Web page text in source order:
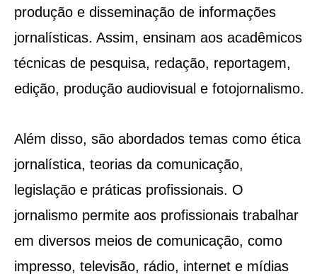
produção e disseminação de informações
jornalísticas. Assim, ensinam aos acadêmicos
técnicas de pesquisa, redação, reportagem,
edição, produção audiovisual e fotojornalismo.
Além disso, são abordados temas como ética
jornalística, teorias da comunicação,
legislação e práticas profissionais. O
jornalismo permite aos profissionais trabalhar
em diversos meios de comunicação, como
impresso, televisão, rádio, internet e mídias